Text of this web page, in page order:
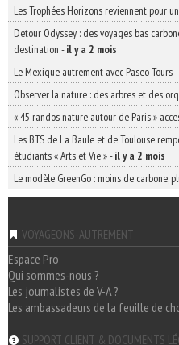
Les Trophées Horizons reviennent pour
Detour Odyssey : des voyages bas
destination -il y a 2 mois
Le Mexique autrement avec Paseo Tours-
Observer la nature : des arbres et des
« 45 randos nature autour de Paris »
Les BTS de La Baule et de Toulouse
étudiants « Arts et Vie »-il y a 2 mois
Le modèle GreenGo : moins de carbone,
VOYAGEONS-AUTREMENT
Espace Pro
Qui sommes-nous ?
Les journalistes de V-A ?
Les ambassadeurs de la feuille de
SUPPORT CLIENT & DOCUMENTS